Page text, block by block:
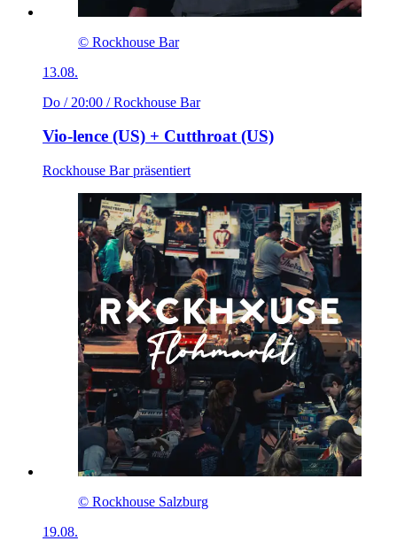
© Rockhouse Bar
13.08.
Do / 20:00 / Rockhouse Bar
Vio-lence (US) + Cutthroat (US)
Rockhouse Bar präsentiert
© Rockhouse Salzburg
19.08.